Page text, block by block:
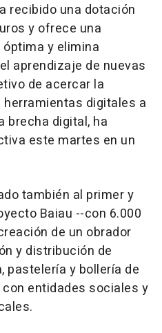
recibido una dotación
y ofrece una
y elimina
aprendizaje de nuevas
de acercar la
digitales a
brecha digital, ha
este martes en un
también al primer y
Baiau --con 6.000
de un obrador
y distribución de
pastelería y bollería de
entidades sociales y